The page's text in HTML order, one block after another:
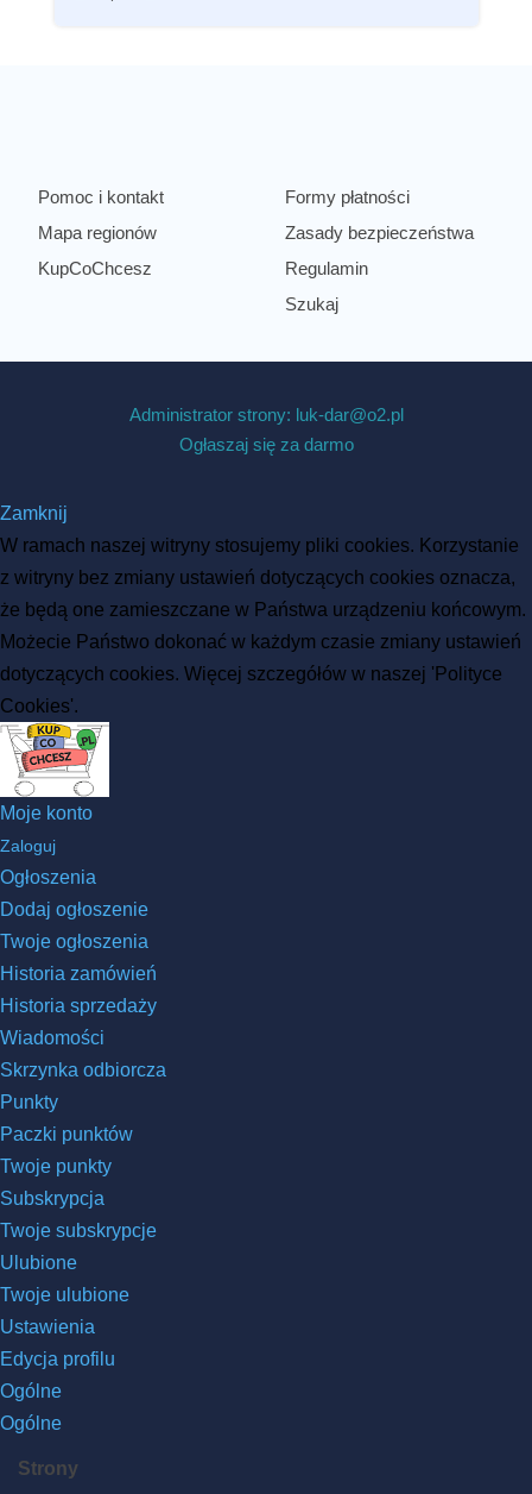
Pomoc i kontakt
Mapa regionów
KupCoChcesz
Formy płatności
Zasady bezpieczeństwa
Regulamin
Szukaj
Administrator strony: luk-dar@o2.pl
Ogłaszaj się za darmo
Zamknij
W ramach naszej witryny stosujemy pliki cookies. Korzystanie
z witryny bez zmiany ustawień dotyczących cookies oznacza,
że będą one zamieszczane w Państwa urządzeniu końcowym.
Możecie Państwo dokonać w każdym czasie zmiany ustawień
dotyczących cookies. Więcej szczegółów w naszej 'Polityce
Cookies'.
Moje konto
Zaloguj
Ogłoszenia
Dodaj ogłoszenie
Twoje ogłoszenia
Historia zamówień
Historia sprzedaży
Wiadomości
Skrzynka odbiorcza
Punkty
Paczki punktów
Twoje punkty
Subskrypcja
Twoje subskrypcje
Ulubione
Twoje ulubione
Ustawienia
Edycja profilu
Ogólne
Ogólne
Strony